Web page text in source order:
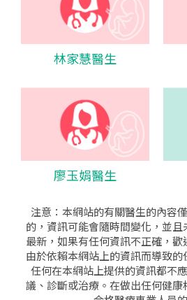
林家慧醫生
廖玉娟醫生
注意：本網站的有關醫生的內容
的，資訊可能會隨時間變化，並
最新，如果有任何資訊不正確，
由於依賴本網站上的資訊而導致的
任何在本網站上提供的資訊都不
議、診斷或治療。在做出任何健